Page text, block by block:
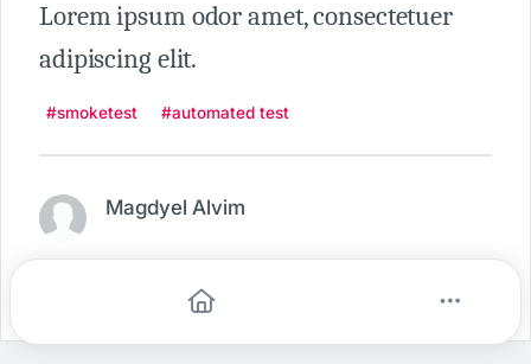
Lorem ipsum odor amet, consectetuer
adipiscing elit.
#smoketest #automated test
Magdyel Alvim